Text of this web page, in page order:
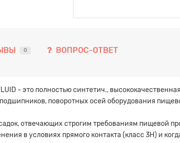
0 ВОПРОС-ОТВЕТ
- это полностью синтетич.,
поворотных осей оборудования
отвечающих строгим требованиям пищевой
в условиях прямого контакта (класс 3H) и